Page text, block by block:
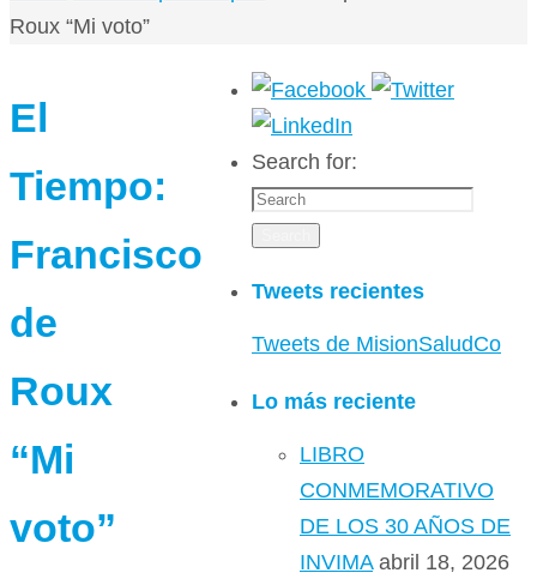
Roux “Mi voto”
El
Tiempo:
Francisco
de
Roux
“Mi
voto”
Search for:
Tweets recientes
Tweets de MisionSaludCo
Lo más reciente
LIBRO
CONMEMORATIVO
DE LOS 30 AÑOS DE
INVIMA abril 18, 2026